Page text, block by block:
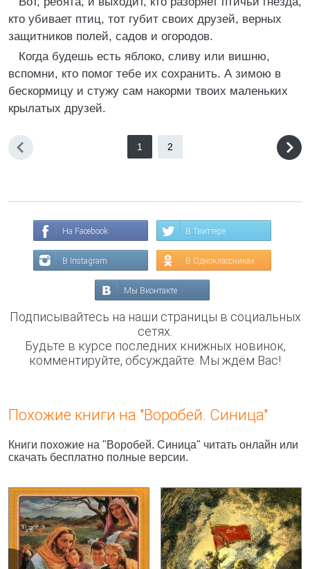
кто убивает птиц, тот губит своих друзей, верных
защитников полей, садов и огородов.
Когда будешь есть яблоко, сливу или вишню,
вспомни, кто помог тебе их сохранить. А зимою в
бескормицу и стужу сам накорми твоих маленьких
крылатых друзей.
1 2
На Facebook В Твиттере
В Instagram В Одноклассниках
Мы Вконтакте
Подписывайтесь на наши страницы в социальных
сетях.
Будьте в курсе последних книжных новинок,
комментируйте, обсуждайте. Мы ждём Вас!
Похожие книги на "Воробей. Синица"
Книги похожие на "Воробей. Синица" читать онлайн или
скачать бесплатно полные версии.